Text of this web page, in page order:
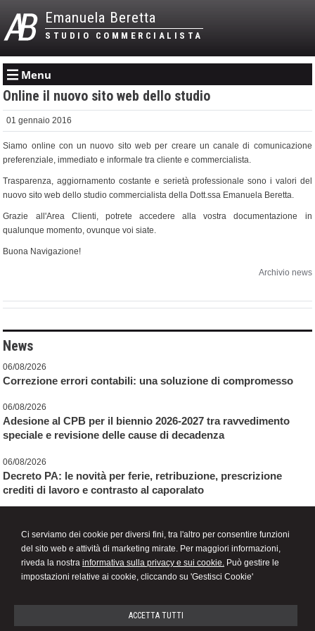
Ci serviamo dei cookie per diversi fini, tra l'altro per consentire funzioni
del sito web e attività di marketing mirate. Per maggiori informazioni,
riveda la nostra informativa sulla privacy e sui cookie. Può gestire le
impostazioni relative ai cookie, cliccando su 'Gestisci Cookie'
ACCETTA TUTTI
Emanuela Beretta
STUDIO COMMERCIALISTA
Menu
Online il nuovo sito web dello studio
01 gennaio 2016
Siamo online con un nuovo sito web per creare un canale di comunicazione
preferenziale, immediato e informale tra cliente e commercialista.
Trasparenza, aggiornamento costante e serietà professionale sono i valori del
nuovo sito web dello studio commercialista della Dott.ssa Emanuela Beretta.
Grazie all'Area Clienti, potrete accedere alla vostra documentazione in
qualunque momento, ovunque voi siate.
Buona Navigazione!
Archivio news
News
06/08/2026
Correzione errori contabili: una soluzione di compromesso
06/08/2026
Adesione al CPB per il biennio 2026-2027 tra ravvedimento
speciale e revisione delle cause di decadenza
06/08/2026
Decreto PA: le novità per ferie, retribuzione, prescrizione
crediti di lavoro e contrasto al caporalato
News dello studio
Online il nuovo sito web dello studio